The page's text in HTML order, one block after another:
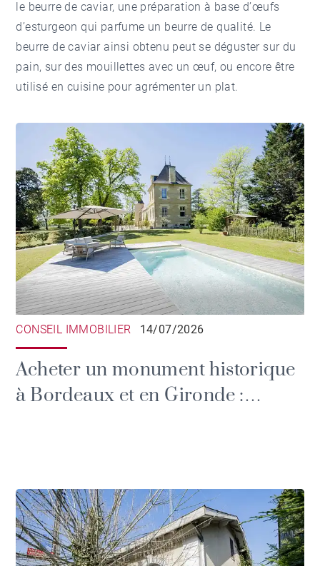
le beurre de caviar, une préparation à base d’œufs
d’esturgeon qui parfume un beurre de qualité. Le
beurre de caviar ainsi obtenu peut se déguster sur du
pain, sur des mouillettes avec un œuf, ou encore être
utilisé en cuisine pour agrémenter un plat.
CONSEIL IMMOBILIER 14/07/2026
Acheter un monument historique
à Bordeaux et en Gironde :